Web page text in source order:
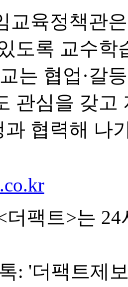
교육정책관
도록 교수학
는 협업·갈
관심을 갖
협력해 나
더팩트>는
: '더팩트제